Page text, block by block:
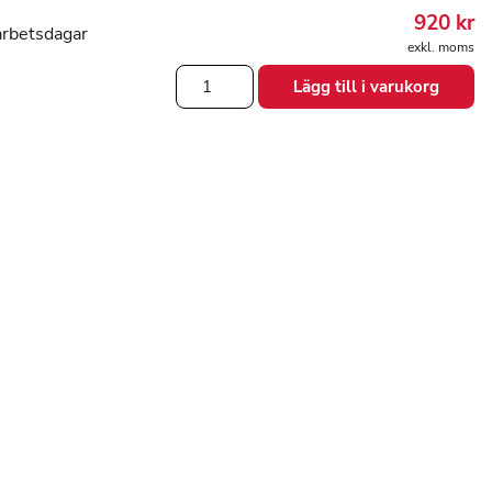
920 kr
exkl. moms
Sittdyna
40x40
cm
Lägg till i varukorg